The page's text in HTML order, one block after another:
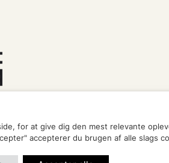
for at give dig den mest relevante
accepterer du brugen af alle slags